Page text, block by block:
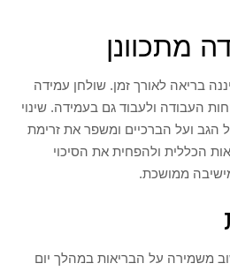
בריאה לאורך זמן. שולחן עמידה
העבודה ולעבוד גם בעמידה. שינוי
ועל הברכיים ומשפר את זרימת
הכללית ולהפחית את הסיכוי
ממושכת.
משמירה על הבריאות במהלך יום